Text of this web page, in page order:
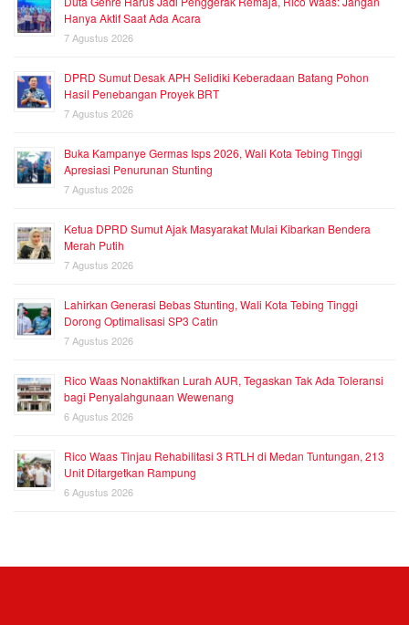
Hanya Aktif Saat Ada Acara
7 Agustus 2026
DPRD Sumut Desak APH Selidiki Keberadaan Batang Pohon
Hasil Penebangan Proyek BRT
7 Agustus 2026
Buka Kampanye Germas Isps 2026, Wali Kota Tebing Tinggi
Apresiasi Penurunan Stunting
7 Agustus 2026
Ketua DPRD Sumut Ajak Masyarakat Mulai Kibarkan Bendera
Merah Putih
7 Agustus 2026
Lahirkan Generasi Bebas Stunting, Wali Kota Tebing Tinggi
Dorong Optimalisasi SP3 Catin
7 Agustus 2026
Rico Waas Nonaktifkan Lurah AUR, Tegaskan Tak Ada Toleransi
bagi Penyalahgunaan Wewenang
6 Agustus 2026
Rico Waas Tinjau Rehabilitasi 3 RTLH di Medan Tuntungan, 213
Unit Ditargetkan Rampung
6 Agustus 2026